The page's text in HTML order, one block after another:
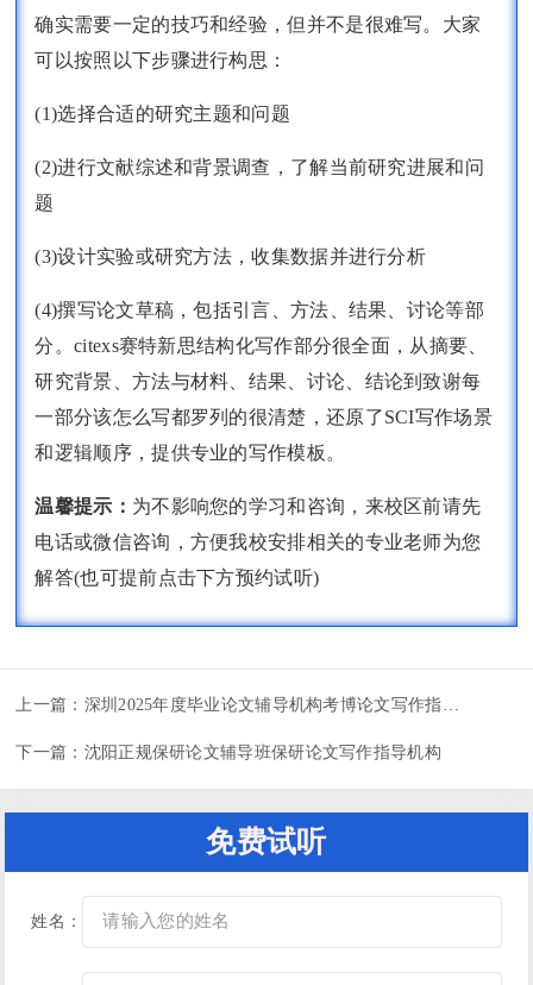
确实需要一定的技巧和经验，但并不是很难写。大家
可以按照以下步骤进行构思：
(1)选择合适的研究主题和问题
(2)进行文献综述和背景调查，了解当前研究进展和问
题
(3)设计实验或研究方法，收集数据并进行分析
(4)撰写论文草稿，包括引言、方法、结果、讨论等部
分。citexs赛特新思结构化写作部分很全面，从摘要、
研究背景、方法与材料、结果、讨论、结论到致谢每
一部分该怎么写都罗列的很清楚，还原了SCI写作场景
和逻辑顺序，提供专业的写作模板。
温馨提示： 为不影响您的学习和咨询，来校区前请先
电话或微信咨询，方便我校安排相关的专业老师为您
解答(也可提前点击下方预约试听)
上一篇：
下一篇： 沈阳正规保研论文辅导班保研论文写作指导机构
免费试听
姓名：